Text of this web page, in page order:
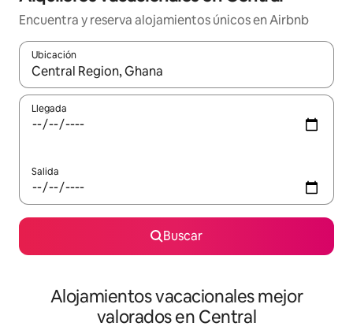
Encuentra y reserva alojamientos únicos en Airbnb
Ubicación
Cuando los resultados estén disponibles, navega con las
Llegada
Salida
Buscar
Alojamientos vacacionales mejor
valorados en Central